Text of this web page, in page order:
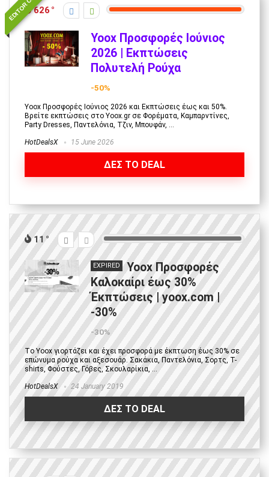
626
Yoox Προσφορές Ιούνιος
2026 | Εκπτώσεις
Πολυτελή Ρούχα
-50%
Yoox Προσφορές Ιούνιος 2026 και Εκπτώσεις έως και 50%.
Βρείτε εκπτώσεις στο Yoox.gr σε Φορέματα, Καμπαρντίνες,
Party Dresses, Παντελόνια, Τζιν, Μπουφάν, ...
HotDealsX 15 June 2026
ΔΕΣ ΤΟ DEAL
11
EXPIRED
Yoox Προσφορές
Καλοκαίρι έως 30%
Έκπτώσεις | yoox.com |
-30%
-30%
Tο Yoox γιορτάζει και έχει προσφορά με έκπτωση έως 30% σε
επώνυμα ρούχα και αξεσουάρ. Σακάκια, Παντελόνια, Σορτς, T-
shirts, Φούστες, Γόβες, Σκουλαρίκια, ...
HotDealsX 24 January 2019
ΔΕΣ ΤΟ DEAL